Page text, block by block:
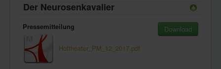
Der Neurosenkavalier
Pressemitteilung
Hoftheater_PM_12_2017.pdf
Download